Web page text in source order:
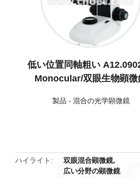
低い位置同軸粗い
Monocular/双眼生物顕微
製品 - 混合の光学顕微鏡
ハイライト 双眼混合顕微鏡,
広い分野の顕微鏡